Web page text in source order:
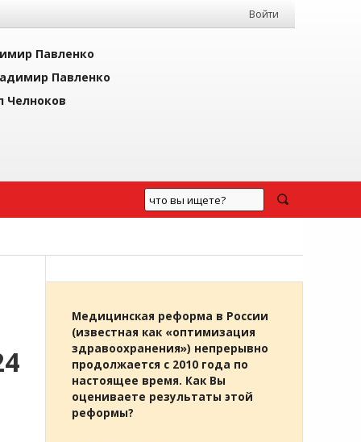
Войти
Павленко
Павленко
Челноков
Медицинская реформа в России
(известная как «оптимизация
здравоохранения») непрерывно
продолжается с 2010 года по
настоящее время. Как Вы
оцениваете результаты этой
реформы?